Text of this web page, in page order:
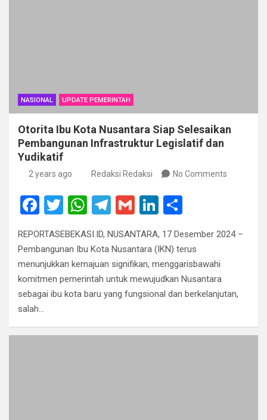
NASIONAL UPDATE PEMERINTAH
Otorita Ibu Kota Nusantara Siap Selesaikan
Pembangunan Infrastruktur Legislatif dan
Yudikatif
2 years ago Redaksi Redaksi No Comments
F
ce
b
o
o
k
T
tt
er
W
at
s
A
p
T
e
gr
a
m
G
ail
Li
ke
dI
n
ar
e
REPORTASEBEKASI.ID, NUSANTARA, 17 Desember 2024 –
Pembangunan Ibu Kota Nusantara (IKN) terus
menunjukkan kemajuan signifikan, menggarisbawahi
komitmen pemerintah untuk mewujudkan Nusantara
sebagai ibu kota baru yang fungsional dan berkelanjutan,
salah…